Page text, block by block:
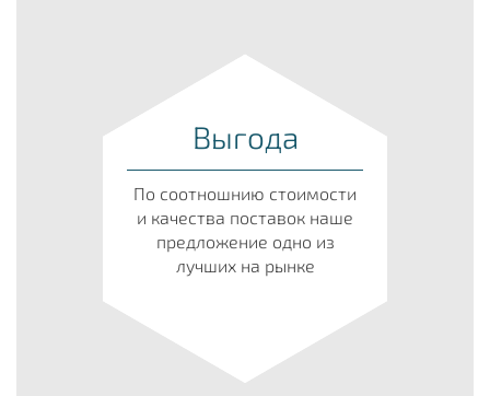
Выгода
По соотношнию стоимости
и качества поставок наше
предложение одно из
лучших на рынке